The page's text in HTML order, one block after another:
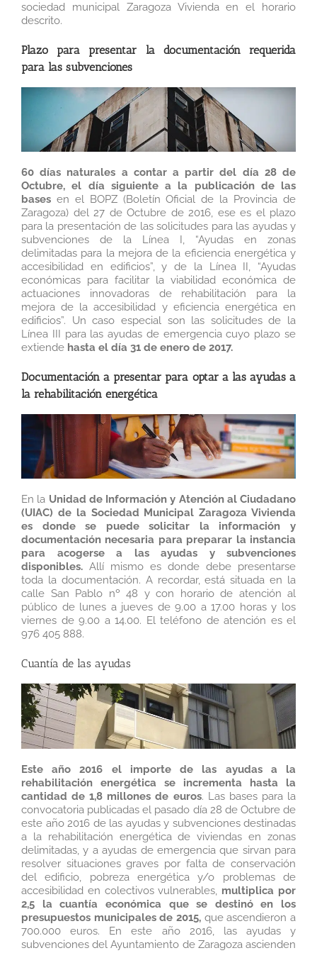
sociedad municipal Zaragoza Vivienda en el horario
descrito.
Plazo para presentar la documentación requerida
para las subvenciones
60 días naturales a contar a partir del día 28 de
Octubre, el día siguiente a la publicación de las
bases en el BOPZ (Boletín Oficial de la Provincia de
Zaragoza) del 27 de Octubre de 2016, ese es el plazo
para la presentación de las solicitudes para las ayudas y
subvenciones de la Línea I, “Ayudas en zonas
delimitadas para la mejora de la eficiencia energética y
accesibilidad en edificios”, y de la Línea II, “Ayudas
económicas para facilitar la viabilidad económica de
actuaciones innovadoras de rehabilitación para la
mejora de la accesibilidad y eficiencia energética en
edificios”. Un caso especial son las solicitudes de la
Línea III para las ayudas de emergencia cuyo plazo se
extiende hasta el día 31 de enero de 2017.
Documentación a presentar para optar a las ayudas a
la rehabilitación energética
En la Unidad de Información y Atención al Ciudadano
(UIAC) de la Sociedad Municipal Zaragoza Vivienda
es donde se puede solicitar la información y
documentación necesaria para preparar la instancia
para acogerse a las ayudas y subvenciones
disponibles. Allí mismo es donde debe presentarse
toda la documentación. A recordar, está situada en la
calle San Pablo nº 48 y con horario de atención al
público de lunes a jueves de 9.00 a 17.00 horas y los
viernes de 9.00 a 14.00. El teléfono de atención es el
976 405 888.
Cuantía de las ayudas
Este año 2016 el importe de las ayudas a la
rehabilitación energética se incrementa hasta la
cantidad de 1,8 millones de euros. Las bases para la
convocatoria publicadas el pasado día 28 de Octubre de
este año 2016 de las ayudas y subvenciones destinadas
a la rehabilitación energética de viviendas en zonas
delimitadas, y a ayudas de emergencia que sirvan para
resolver situaciones graves por falta de conservación
del edificio, pobreza energética y/o problemas de
accesibilidad en colectivos vulnerables, multiplica por
2,5 la cuantía económica que se destinó en los
presupuestos municipales de 2015, que ascendieron a
700.000 euros. En este año 2016, las ayudas y
subvenciones del Ayuntamiento de Zaragoza ascienden